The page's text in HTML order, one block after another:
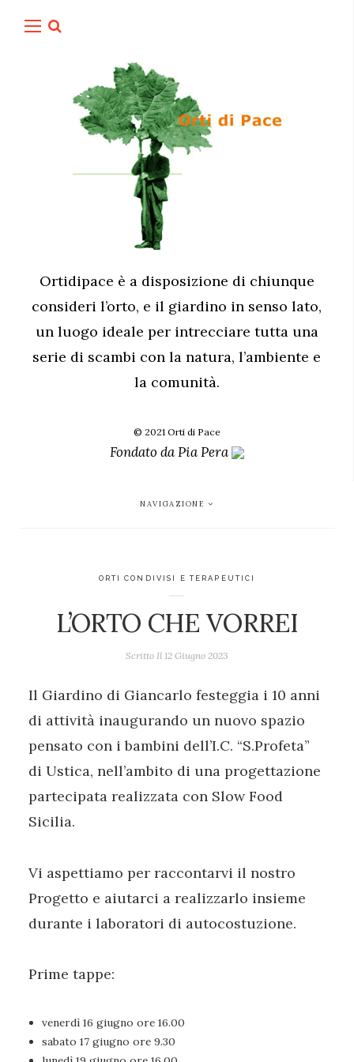
Ortidipace è a disposizione di chiunque
consideri l’orto, e il giardino in senso lato,
un luogo ideale per intrecciare tutta una
serie di scambi con la natura, l’ambiente e
la comunità.
© 2021 Orti di Pace
Fondato daPia Pera
NAVIGAZIONE
ORTI CONDIVISI E TERAPEUTICI
L’ORTO CHE VORREI
Scritto Il 12 Giugno 2023
Il Giardino di Giancarlo festeggia i 10 anni
di attività inaugurando un nuovo spazio
pensato con i bambini dell’I.C. “S.Profeta”
di Ustica, nell’ambito di una progettazione
partecipata realizzata con Slow Food
Sicilia.
Vi aspettiamo per raccontarvi il nostro
Progetto e aiutarci a realizzarlo insieme
durante i laboratori di autocostuzione.
Prime tappe:
venerdì 16 giugno ore 16.00
sabato 17 giugno ore 9.30